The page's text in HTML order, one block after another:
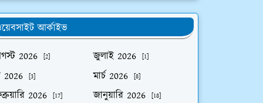
আর্কাইভ
2026
[2] জুলাই 2026 [1]
2026 [3] মার্চ 2026 [8]
2026 [17] জানুয়ারি 2026 [18]